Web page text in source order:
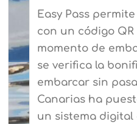
Latina
Canaria
de
Botes
consolidan
su
curso
Easy Pass
con un código
momento de
se verifica la
embarcar sin
Canarias ha
un sistema